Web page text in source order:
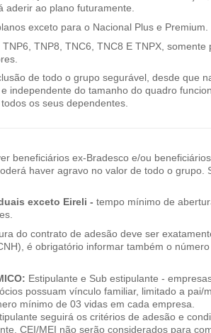
aderir ao plano futuramente.
exceto para o Nacional Plus e Premium.
TNP8, TNC6, TNC8 E TNPX,
de todo o grupo segurável, desde que
independente do tamanho do quadro
os seus dependentes.
beneficiários ex-Bradesco e/ou
haver agravo no valor de todo o grupo.
exceto Eireli - tempo mínimo de
do contrato de adesão deve ser
é obrigatório informar também o
Estipulante e Sub estipulante -
possuam vínculo familiar, limitado a pai/
mínimo de 03 vidas em cada empresa.
seguirá os critérios de adesão e
CEI/MEI não serão considerados para